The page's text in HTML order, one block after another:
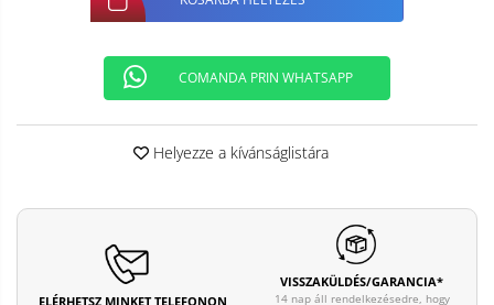
COMANDA PRIN WHATSAPP
Helyezze a kívánságlistára
ELÉRHETSZ MINKET TELEFONON
VISSZAKÜLDÉS/GARANCIA*
14 nap áll rendelkezésedre, hogy